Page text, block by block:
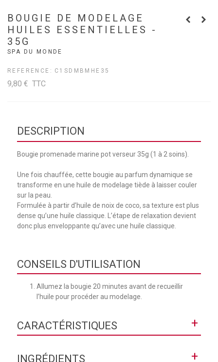
BOUGIE DE MODELAGE
HUILES ESSENTIELLES -
35G
SPA DU MONDE
REFERENCE: C1SDMBMHE35
9,80 € TTC
DESCRIPTION
Bougie promenade marine pot verseur 35g (1 à 2 soins).
Une fois chauffée, cette bougie au parfum dynamique se
transforme en une huile de modelage tiède à laisser couler
sur la peau.
Formulée à partir d’huile de noix de coco, sa texture est plus
dense qu’une huile classique. L’étape de relaxation devient
donc plus enveloppante qu’avec une huile classique.
CONSEILS D'UTILISATION
Allumez la bougie 20 minutes avant de recueillir
l’huile pour procéder au modelage.
CARACTÉRISTIQUES +
Texture
INGRÉDIENTS +